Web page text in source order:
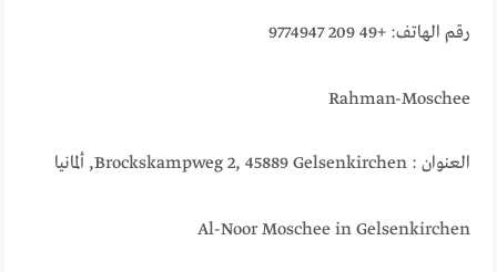
رقم الهاتف: +49 209 9774947
Rahman-Moschee
العنوان : Brockskampweg 2, 45889 Gelsenkirchen, ألمانيا
Al-Noor Moschee in Gelsenkirchen